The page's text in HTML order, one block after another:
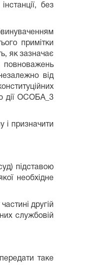
без
примітки
як зазначає
від
дії ОСОБА_3
і призначити
підставою
необхідне
другій
службовій
таке